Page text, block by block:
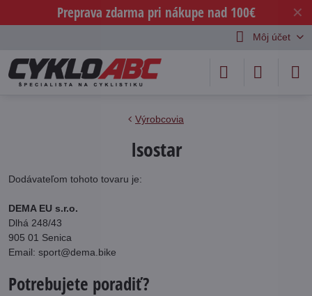
✕
Preprava zdarma pri nákupe nad 100€
Môj účet
Výrobcovia
Isostar
Dodávateľom tohoto tovaru je:
DEMA EU s.r.o.
Dlhá 248/43
905 01 Senica
Email: sport@dema.bike
Potrebujete poradiť?